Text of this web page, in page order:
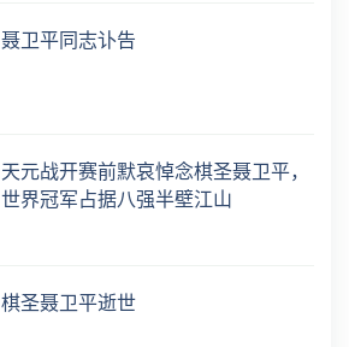
聂卫平同志讣告
天元战开赛前默哀悼念棋圣聂卫平，
世界冠军占据八强半壁江山
棋圣聂卫平逝世